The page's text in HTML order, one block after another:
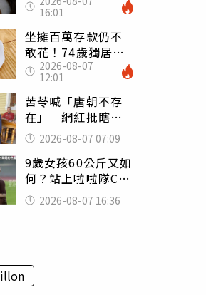
看哭：這就是台灣
16:01
坐擁百萬存款仍不
敢花！74歲獨居翁
「1餐只吃1片吐
司」 半年後暴瘦
嚇壞女兒
2026-08-07
12:01
苦苓喊「唐朝不存
在」 網紅批瞎編
歷史：李白、杜甫
用鮮卑文寫詩？
2026-08-07 07:09
9歲女孩60公斤又如
何？站上啦啦隊C位
驚艷全場 千萬網
友被圈粉
2026-08-07 16:36